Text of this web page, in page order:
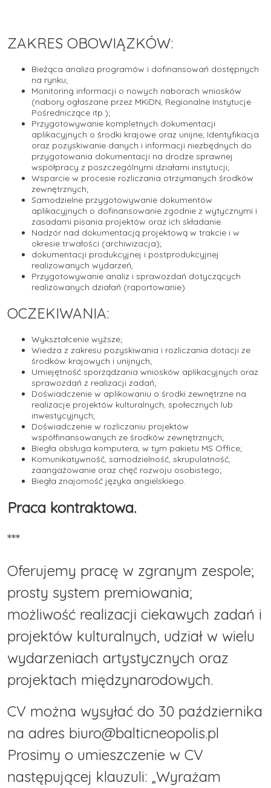
ZAKRES OBOWIĄZKÓW:
Bieżąca analiza programów i dofinansowań dostępnych
na rynku;
Monitoring informacji o nowych naborach wniosków
(nabory ogłaszane przez MKiDN, Regionalne Instytucje
Pośredniczące itp.);
Przygotowywanie kompletnych dokumentacji
aplikacyjnych o środki krajowe oraz unijne; Identyfikacja
oraz pozyskiwanie danych i informacji niezbędnych do
przygotowania dokumentacji na drodze sprawnej
współpracy z poszczególnymi działami instytucji;
Wsparcie w procesie rozliczania otrzymanych środków
zewnętrznych;
Samodzielne przygotowywanie dokumentów
aplikacyjnych o dofinansowanie zgodnie z wytycznymi i
zasadami pisania projektów oraz ich składanie.
Nadzór nad dokumentacją projektową w trakcie i w
okresie trwałości (archiwizacja);
dokumentacji produkcyjnej i postprodukcyjnej
realizowanych wydarzeń,
Przygotowywanie analiz i sprawozdań dotyczących
realizowanych działań (raportowanie)
OCZEKIWANIA:
Wykształcenie wyższe;
Wiedza z zakresu pozyskiwania i rozliczania dotacji ze
środków krajowych i unijnych;
Umiejętność sporządzania wniosków aplikacyjnych oraz
sprawozdań z realizacji zadań;
Doświadczenie w aplikowaniu o środki zewnętrzne na
realizacje projektów kulturalnych, społecznych lub
inwestycyjnych;
Doświadczenie w rozliczaniu projektów
współfinansowanych ze środków zewnętrznych;
Biegła obsługa komputera, w tym pakietu MS Office;
Komunikatywność, samodzielność, skrupulatność,
zaangażowanie oraz chęć rozwoju osobistego;
Biegła znajomość języka angielskiego.
Praca kontraktowa.
***
Oferujemy pracę w zgranym zespole;
prosty system premiowania;
możliwość realizacji ciekawych zadań i
projektów kulturalnych, udział w wielu
wydarzeniach artystycznych oraz
projektach międzynarodowych.
CV można wysyłać do 30 października
na adres biuro@balticneopolis.pl
Prosimy o umieszczenie w CV
następującej klauzuli: „Wyrażam